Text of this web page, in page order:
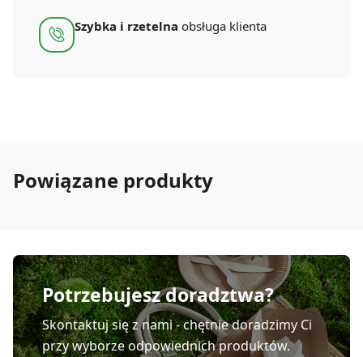
Szybka i rzetelna obsługa klienta
Powiązane produkty
Potrzebujesz doradztwa?
Skontaktuj się z nami - chętnie doradzimy Ci
przy wyborze odpowiednich produktów.